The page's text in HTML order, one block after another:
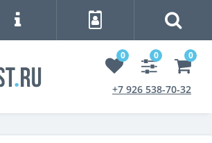
0 0 0
+7 926 538-70-32